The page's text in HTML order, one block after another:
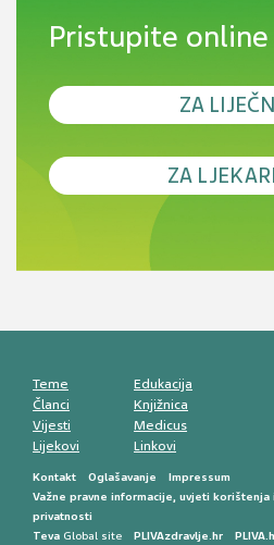
Pristupite
ZA
Debljina - od prevencije do
Novi pogled na migrenu:
razlike i nove terapije
smetnji do rane onkološke
ZA
Antikoagulansi u ljekarničkoj
Teme
Članci
Vijesti
Lijekovi
Edukacija
Knjižnica
Medicus
Linkovi
Kontakt Oglašavanje
Impressum
Važne pravne informacije, uvjeti korištenja
privatnosti
Teva Global site PLIVAzdravlje.hr